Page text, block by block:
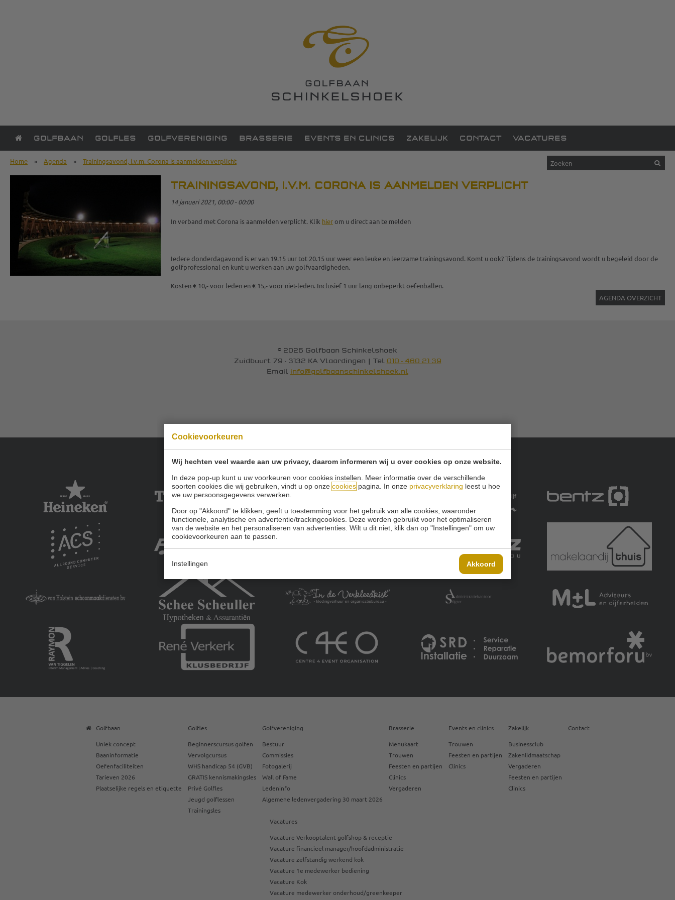
Cookievoorkeuren
Wij hechten veel waarde aan uw privacy, daarom informeren wij u over cookies op onze website.
In deze pop-up kunt u uw voorkeuren voor cookies instellen. Meer informatie over de verschillende
soorten cookies die wij gebruiken, vindt u op onzecookiespagina. In onze privacyverklaring leest u hoe
we uw persoonsgegevens verwerken.
Door op "Akkoord" te klikken, geeft u toestemming voor het gebruik van alle cookies, waaronder
functionele, analytische en advertentie/trackingcookies. Deze worden gebruikt voor het optimaliseren
van de website en het personaliseren van advertenties. Wilt u dit niet, klik dan op "Instellingen" om uw
cookievoorkeuren aan te passen.
Instellingen Akkoord
GOLFBAAN GOLFLES GOLFVERENIGING BRASSERIE EVENTS EN CLINICS ZAKELIJK CONTACT VACATURES
Home » Agenda » Trainingsavond, i.v.m. Corona is aanmelden verplicht
TRAININGSAVOND, I.V.M. CORONA IS AANMELDEN VERPLICHT
14 januari 2021, 00:00 - 00:00
In verband met Corona is aanmelden verplicht. Klik hierom u direct aan te melden
Iedere donderdagavond is er van 19.15 uur tot 20.15 uur weer een leuke en leerzame trainingsavond. Komt u ook? Tijdens de trainingsavond wordt u begeleid door de
golfprofessional en kunt u werken aan uw golfvaardigheden.
Kosten € 10,- voor leden en € 15,- voor niet-leden. Inclusief 1 uur lang onbeperkt oefenballen.
AGENDA OVERZICHT
© 2026 Golfbaan Schinkelshoek
Zuidbuurt 79 - 3132 KA Vlaardingen | Tel 010 - 460 21 39
Email info@golfbaanschinkelshoek.nl
Onze sponsoren:
Golfbaan
Uniek concept
Baaninformatie
Oefenfaciliteiten
Tarieven 2026
Plaatselijke regels en etiquette
Golfles
Beginnerscursus golfen
Vervolgcursus
WHS handicap 54 (GVB)
GRATIS kennismakingsles
Privé Golfles
Jeugd golflessen
Trainingsles
Golfvereniging
Bestuur
Commissies
Fotogalerij
Wall of Fame
Ledeninfo
Algemene ledenvergadering 30 maart 2026
Brasserie
Menukaart
Trouwen
Feesten en partijen
Clinics
Vergaderen
Events en clinics
Trouwen
Feesten en partijen
Clinics
Zakelijk
Businessclub
Zakenlidmaatschap
Vergaderen
Feesten en partijen
Clinics
Contact
Vacatures
Vacature Verkooptalent golfshop & receptie
Vacature financieel manager/hoofdadministratie
Vacature zelfstandig werkend kok
Vacature 1e medewerker bediening
Vacature Kok
Vacature medewerker onderhoud/greenkeeper